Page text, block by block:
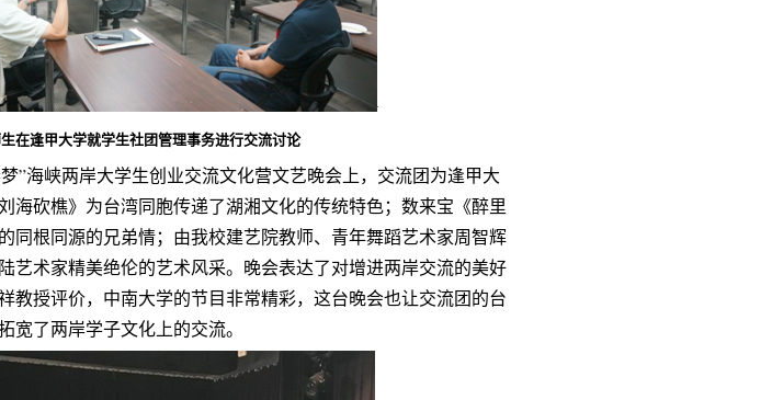
在逢甲大学就学生社团管理事务进行交流讨论
”海峡两岸大学生创业交流文化营文艺晚会上，交流团为逢甲大
海砍樵》为台湾同胞传递了湖湘文化的传统特色；数来宝《醉里
同根同源的兄弟情；由我校建艺院教师、青年舞蹈艺术家周智辉
艺术家精美绝伦的艺术风采。晚会表达了对增进两岸交流的美好
教授评价，中南大学的节目非常精彩，这台晚会也让交流团的台
宽了两岸学子文化上的交流。